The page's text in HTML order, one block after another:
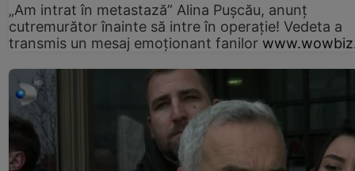
„Am intrat în metastază” Alina Pușcău, anunț
cutremurător înainte să intre în operație! Vedeta a
transmis un mesaj emoționant fanilor